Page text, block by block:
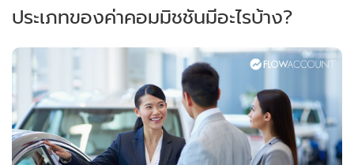
ประเภทของค่าคอมมิชชันมีอะไรบ้าง?